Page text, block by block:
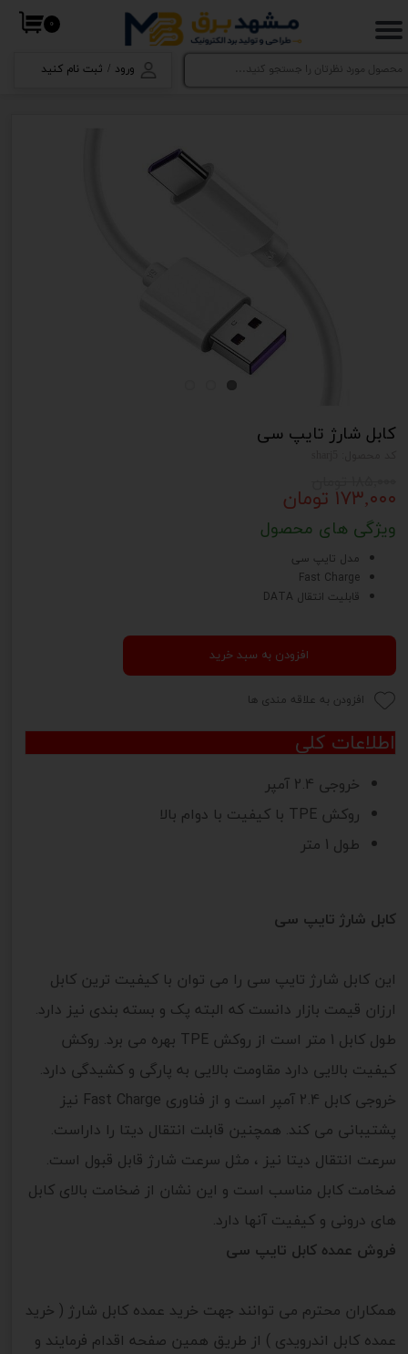
ورود / ثبت نام کنید
حساب کاربری من
تغییر گذر واژه
۰
کابل شارژ تایپ سی
۱۷۳,۰۰۰ تومان
ویژگی های محصول
مدل تایپ سی
Fast Charge
قابلیت انتقال DATA
افزودن به سبد خرید
افزودن به علاقه مندی ها
اطلاعات کلی
خروجی 2.4 آمپر
روکش TPE با کیفیت با دوام بالا
طول 1 متر
کابل شارژ تایپ سی
این کابل شارژ تایپ سی را می توان با کیفیت ترین کابل
ارزان قیمت بازار دانست که البته پک و بسته بندی نیز دارد.
طول کابل 1 متر است از روکش TPE بهره می برد. روکش
کیفیت بالایی دارد مقاومت بالایی به پارگی و کشیدگی دارد.
خروجی کابل 2.4 آمپر است و از فناوری Fast Charge نیز
پشتیبانی می کند. همچنین قابلت انتقال دیتا را داراست.
سرعت انتقال دیتا نیز ، مثل سرعت شارژ قابل قبول است.
ضخامت کابل مناسب است و این نشان از ضخامت بالای کابل
های درونی و کیفیت آنها دارد.
فروش عمده کابل تایپ سی
همکاران محترم می توانند جهت خرید عمده کابل شارژ ( خرید
عمده کابل اندرویدی ) از طریق همین صفحه اقدام فرمایند و